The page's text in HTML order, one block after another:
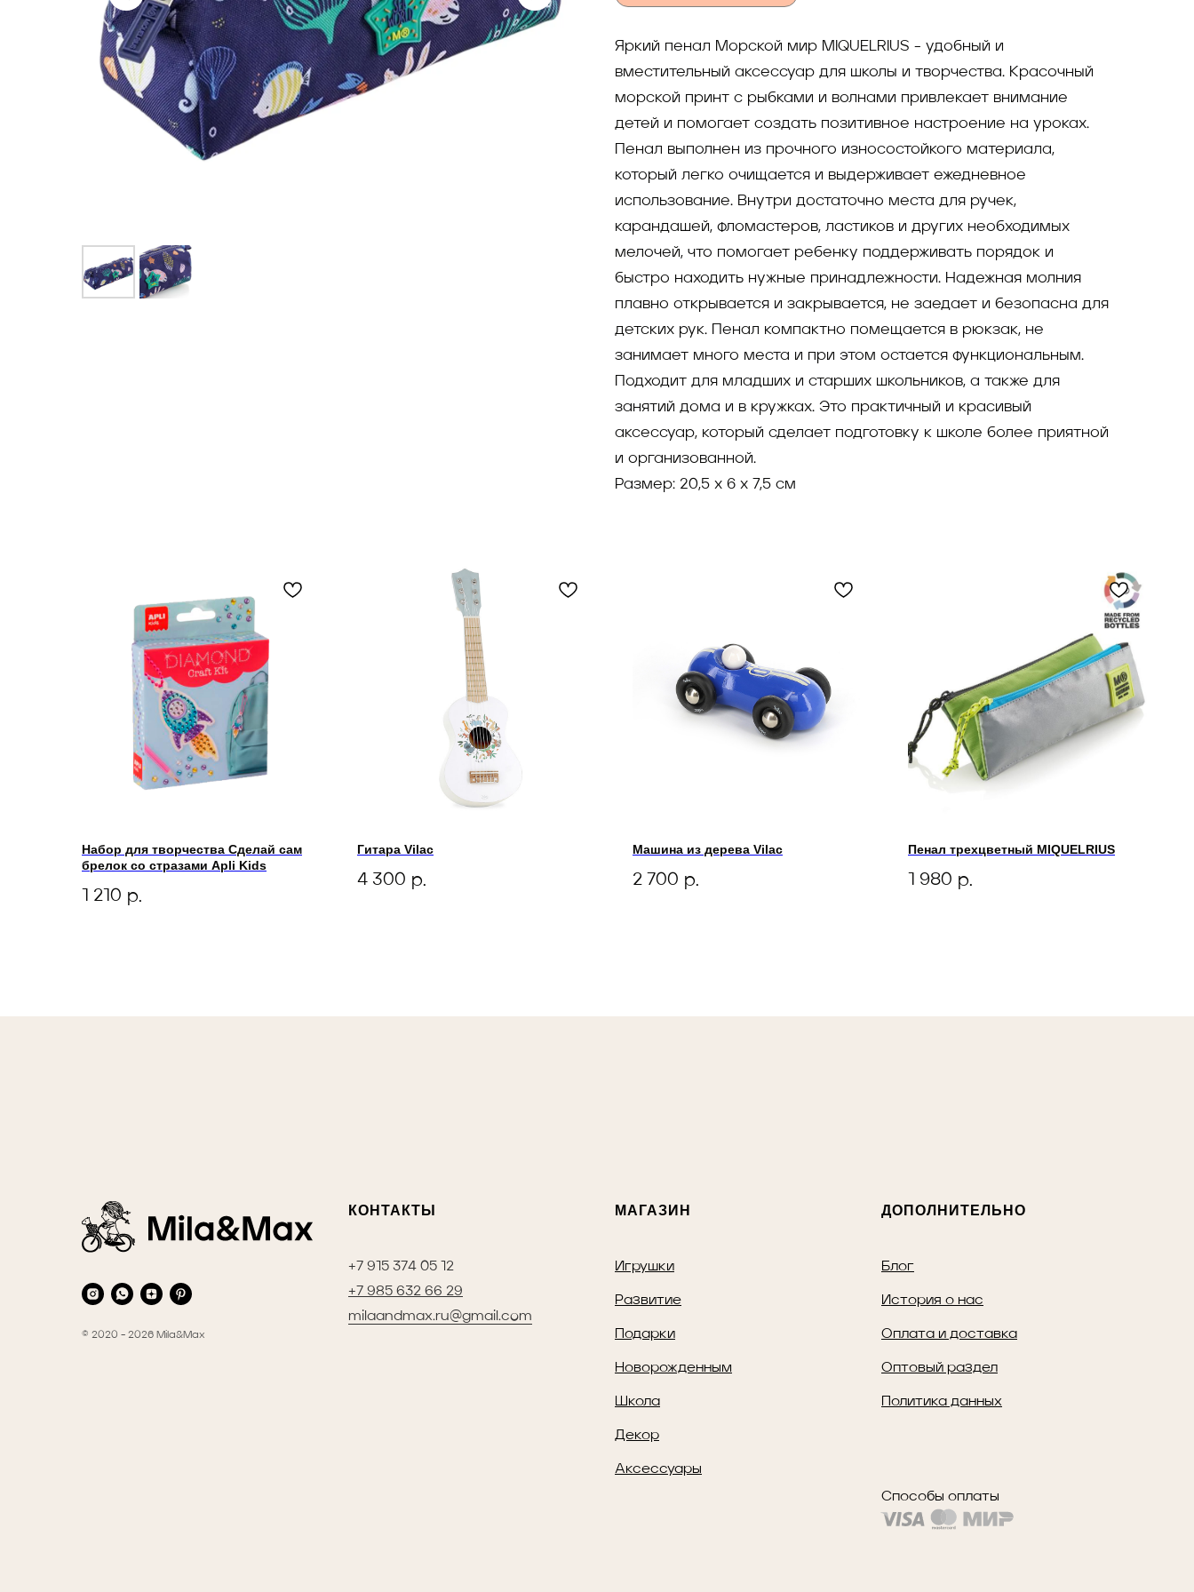
Яркий пенал Морской мир MIQUELRIUS - удобный и
вместительный аксессуар для школы и творчества. Красочный
морской принт с рыбками и волнами привлекает внимание
детей и помогает создать позитивное настроение на уроках.
Пенал выполнен из прочного износостойкого материала,
который легко очищается и выдерживает ежедневное
использование. Внутри достаточно места для ручек,
карандашей, фломастеров, ластиков и других необходимых
мелочей, что помогает ребенку поддерживать порядок и
быстро находить нужные принадлежности. Надежная молния
плавно открывается и закрывается, не заедает и безопасна для
детских рук. Пенал компактно помещается в рюкзак, не
занимает много места и при этом остается функциональным.
Подходит для младших и старших школьников, а также для
занятий дома и в кружках. Это практичный и красивый
аксессуар, который сделает подготовку к школе более приятной
и организованной.
Размер: 20,5 х 6 х 7,5 см
Набор для творчества Сделай сам
брелок со стразами Apli Kids
1 210 р.
Гитара Vilac
4 300 р.
Машина из дерева Vilac
2 700 р.
Пенал трехцветный MIQUELRIUS
1 980 р.
© 2020 - 2026 Mila&Max
КОНТАКТЫ
+7 915 374 05 12
+7 985 632 66 29
milaandmax.ru@gmail.com
МАГАЗИН
Игрушки
Развитие
Подарки
Новорожденным
Школа
Декор
Аксессуары
ДОПОЛНИТЕЛЬНО
Блог
История о нас
Оплата и доставка
Оптовый раздел
Политика данных
Способы оплаты